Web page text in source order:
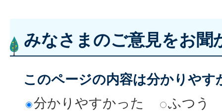
みなさまのご意見をお聞
このページの内容は分かりやす
分かりやすかった
ふつう